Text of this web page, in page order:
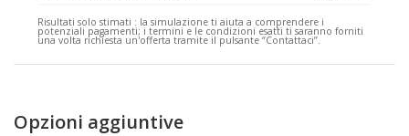
Risultati solo stimati : la simulazione ti aiuta a comprendere i
potenziali pagamenti; i termini e le condizioni esatti ti saranno forniti
una volta richiesta un'offerta tramite il pulsante “Contattaci”.
Opzioni aggiuntive